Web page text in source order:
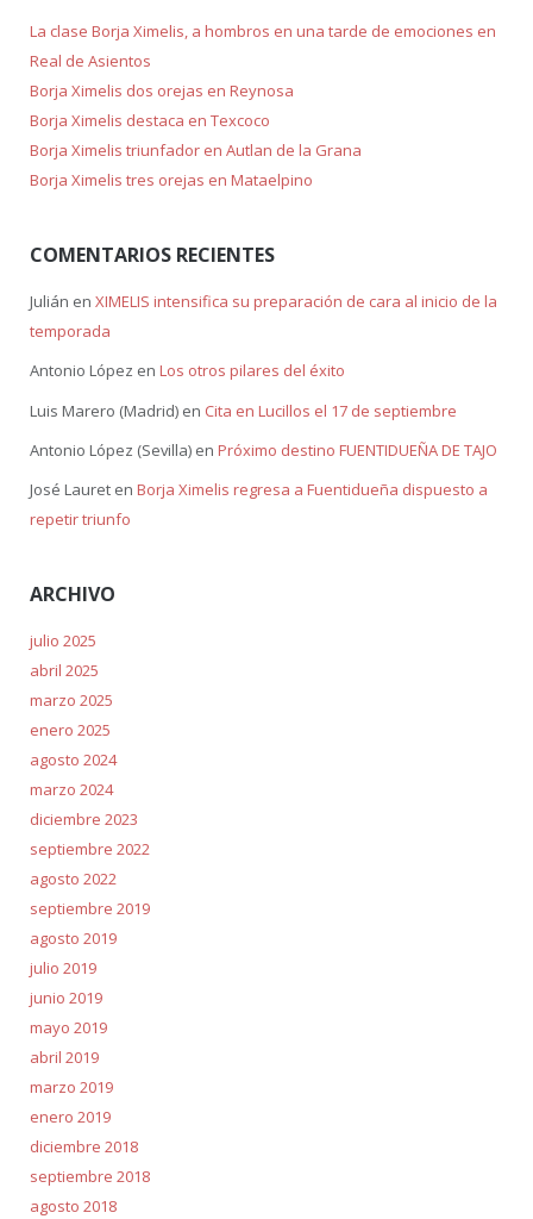
La clase Borja Ximelis, a hombros en una tarde de emociones en
Real de Asientos
Borja Ximelis dos orejas en Reynosa
Borja Ximelis destaca en Texcoco
Borja Ximelis triunfador en Autlan de la Grana
Borja Ximelis tres orejas en Mataelpino
COMENTARIOS RECIENTES
Julián en XIMELIS intensifica su preparación de cara al inicio de la
temporada
Antonio López en Los otros pilares del éxito
Luis Marero (Madrid)en Cita en Lucillos el 17 de septiembre
Antonio López (Sevilla)en Próximo destino FUENTIDUEÑA DE TAJO
José Laureten Borja Ximelis regresa a Fuentidueña dispuesto a
repetir triunfo
ARCHIVO
julio 2025
abril 2025
marzo 2025
enero 2025
agosto 2024
marzo 2024
diciembre 2023
septiembre 2022
agosto 2022
septiembre 2019
agosto 2019
julio 2019
junio 2019
mayo 2019
abril 2019
marzo 2019
enero 2019
diciembre 2018
septiembre 2018
agosto 2018